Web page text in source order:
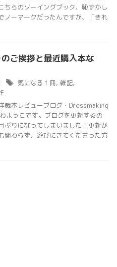
ちらのソーイングブック、恥ずかし
ノーマークだったんですが、「きれ
ご挨拶と最近購入本な
気になる１冊, 雑記,
裁本レビューブログ・Dressmaking
ようこです。ブログを更新するの
ぶりになってしまいました！更新が
関わらず、遊びにきてくださった方